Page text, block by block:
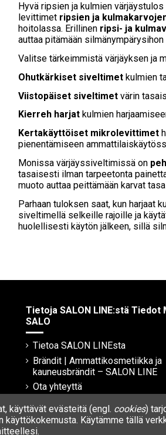
Hyvä ripsien ja kulmien
levittimet ripsien ja
hoitolassa. Erillinen ripsi- ja
auttaa pitämään
Valitse tärkeimmistä värjäyksen ja
Ohutkärkiset siveltimet kulmien
Viistopäiset siveltimet värin
Kierreh harjat kulmien
Kertakäyttöiset mikrolevittimet
pienentämiseen
Monissa värjäyssiveltimissä on
tasaisesti ilman tarpeetonta
muoto auttaa peittämään karvat
Parhaan tuloksen saat, kun harjaat
siveltimellä selkeille rajoille ja
huolellisesti käytön jälkeen, sillä
Tietoja SALON LINE:stä Tiedot
SALO
Tietoa SALON LINEsta
Brändit | Ammattikosmetiikka ja
kauneusbrändit – SALON LINE
Ota yhteyttä
käyttävät evästeitä (engl. cookies)
käyttökokemusta. Käytämme tällä